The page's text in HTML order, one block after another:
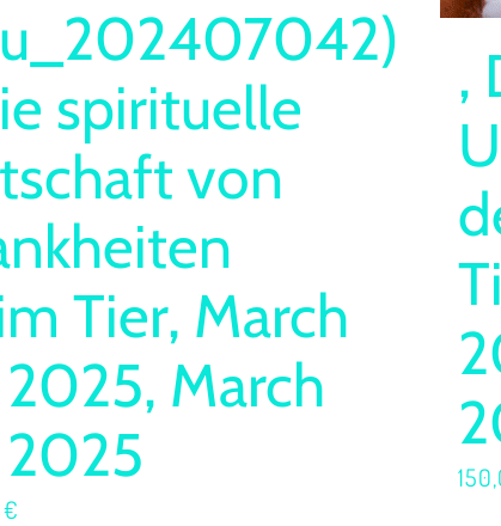
spirituelle
von
Tier, March
2025, March
2025
€
,